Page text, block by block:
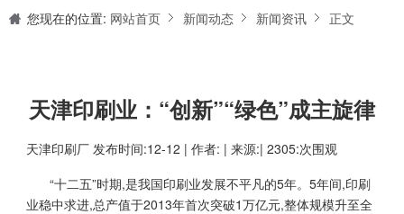
联系我们
您现在的位置: 网站首页 新闻动态 新闻资讯 正文
天津印刷业：“创新”“绿色”成主旋律
天津印刷厂 发布时间:12-12 | 作者: | 来源:| 2305:次围观
“十二五”时期,是我国印刷业发展不平凡的5年。5年间,印刷
业稳中求进,总产值于2013年首次突破1万亿元,整体规模升至全